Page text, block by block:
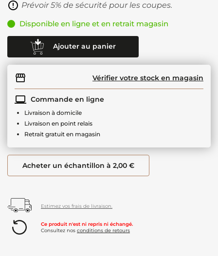
Prévoir 5% de sécurité pour les coupes.
Disponible en ligne et en retrait magasin
Ajouter au panier
Vérifier votre stock en magasin
Commande en ligne
Livraison à domicile
Livraison en point relais
Retrait gratuit en magasin
Acheter un échantillon à 2,00 €
Estimez vos frais de livraison.
Ce produit n'est ni repris ni échangé.
Consultez nos conditions de retours